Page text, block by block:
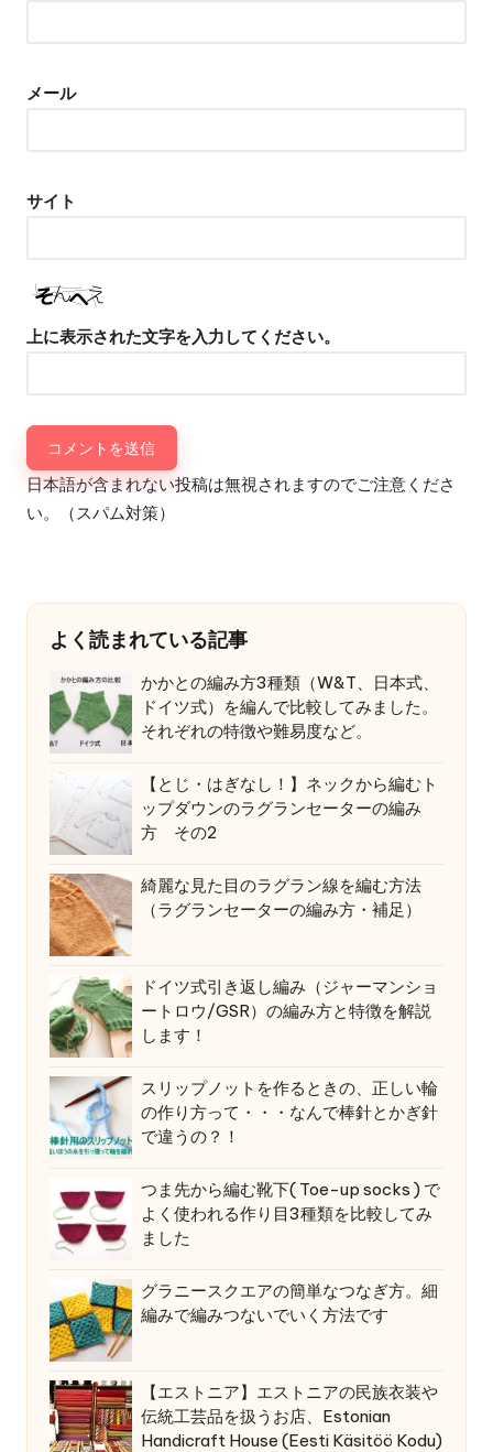
メール
サイト
上に表示された文字を入力してください。
日本語が含まれない投稿は無視されますのでご注意くださ
い。（スパム対策）
よく読まれている記事
かかとの編み方3種類（W&T、日本式、
ドイツ式）を編んで比較してみました。
それぞれの特徴や難易度など。
【とじ・はぎなし！】ネックから編むト
ップダウンのラグランセーターの編み
方 その2
綺麗な見た目のラグラン線を編む方法
（ラグランセーターの編み方・補足）
ドイツ式引き返し編み（ジャーマンショ
ートロウ/GSR）の編み方と特徴を解説
します！
スリップノットを作るときの、正しい輪
の作り方って・・・なんで棒針とかぎ針
で違うの？！
つま先から編む靴下( Toe-up socks ) で
よく使われる作り目3種類を比較してみ
ました
グラニースクエアの簡単なつなぎ方。細
編みで編みつないでいく方法です
【エストニア】エストニアの民族衣装や
伝統工芸品を扱うお店、Estonian
Handicraft House (Eesti Käsitöö Kodu)